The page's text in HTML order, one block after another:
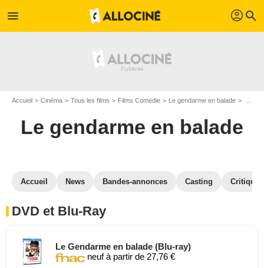
menu profil search
Accueil Cinéma Tous les films Films Comédie Le gendarme en balade
Le gendarme en balade
Accueil News Bandes-annonces Casting
DVD et Blu-Ray
Le Gendarme en balade (Blu-ray)
neuf à partir de 27,76 €